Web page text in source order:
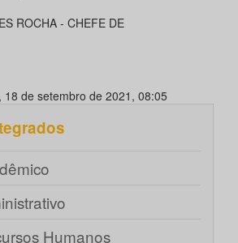
ROCHA - CHEFE DE
18 de setembro de 2021, 08:05
Humanos